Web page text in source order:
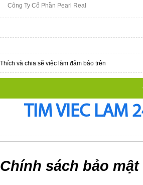
Công Ty Cổ Phần Pearl Real
Thích và chia sẽ việc làm đảm bảo trên
TIM VIEC LAM
Chính sách bảo mật